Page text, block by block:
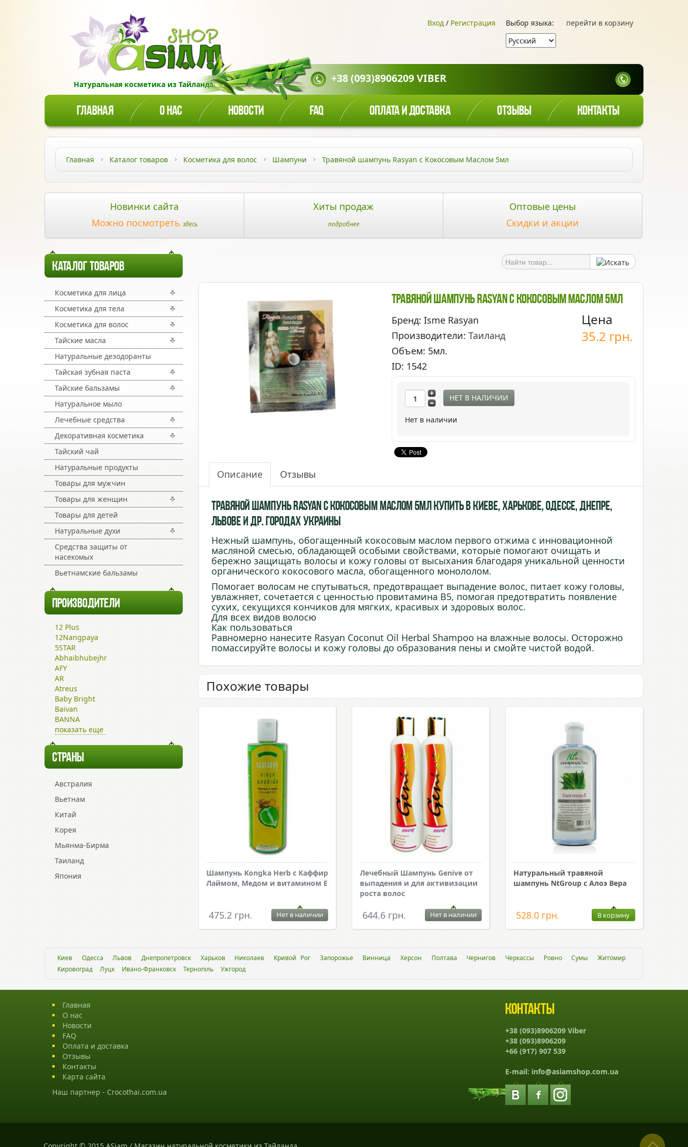
Натуральная косметика из Тайланда!
перейти в корзину
Выбор языка:
Вход / Регистрация
+38 (093)8906209 VIBER
ГЛАВНАЯ О НАС НОВОСТИ FAQ ОПЛАТА И ДОСТАВКА ОТЗЫВЫ КОНТАКТЫ
Главная Каталог товаров Косметика для волос Шампуни Травяной шампунь Rasyan с Кокосовым Маслом 5мл
Новинки сайта
Можно посмотреть здесь
Хиты продаж
подробнее
Оптовые цены
Скидки и акции
КАТАЛОГ ТОВАРОВ
Косметика для лица
Косметика для тела
Косметика для волос
Тайские масла
Натуральные дезодоранты
Тайская зубная паста
Тайские бальзамы
Натуральное мыло
Лечебные средства
Декоративная косметика
Тайский чай
Натуральные продукты
Товары для мужчин
Товары для женщин
Товары для детей
Натуральные духи
Средства защиты от
насекомых
Вьетнамские бальзамы
ПРОИЗВОДИТЕЛИ
12 Plus
12Nangpaya
5STAR
Abhaibhubejhr
AFY
AR
Atreus
Baby Bright
Baivan
BANNA
показать еще
СТРАНЫ
Австралия
Вьетнам
Китай
Корея
Мьянма-Бирма
Таиланд
Япония
Травяной Шампунь Rasyan С Кокосовым Маслом 5мл
Бренд: Isme Rasyan
Производители: Таиланд
Объем: 5мл.
ID: 1542
Цена
35.2 грн.
НЕТ В НАЛИЧИИ
Нет в наличии
Описание Отзывы
Травяной шампунь Rasyan с Кокосовым Маслом 5мл купить в Киеве, Харькове, Одессе, Днепре,
Львове и др. городах Украины
Нежный шампунь, обогащенный кокосовым маслом первого отжима с инновационной
масляной смесью, обладающей особыми свойствами, которые помогают очищать и
бережно защищать волосы и кожу головы от высыхания благодаря уникальной ценности
органического кокосового масла, обогащенного монололом.
Помогает волосам не спутываться, предотвращает выпадение волос, питает кожу головы,
увлажняет, сочетается с ценностью провитамина B5, помогая предотвратить появление
сухих, секущихся кончиков для мягких, красивых и здоровых волос.
Для всех видов волосю
Как пользоваться
Равномерно нанесите Rasyan Coconut Oil Herbal Shampoo на влажные волосы. Осторожно
помассируйте волосы и кожу головы до образования пены и смойте чистой водой.
Похожие товары
Шампунь Kongka Herb с Каффир
Лаймом, Медом и витамином Е
475.2 грн. Нет в наличии
Лечебный Шампунь Genive от
выпадения и для активизации
роста волос
644.6 грн. Нет в наличии
Натуральный травяной
шампунь NtGroup с Алоэ Вера
528.0 грн. В корзину
Киев Одесса Львов Днепропетровск Харьков Николаев Кривой Рог Запорожье Винница Херсон Полтава Чернигов Черкассы Ровно Сумы
Житомир
Кировоград
Луцк Ивано-Франковск Тернопіль Ужгород
Главная
О нас
Новости
FAQ
Оплата и доставка
Отзывы
Контакты
Карта сайта
Наш партнер - Crocothai.com.ua
Контакты
+38 (093)8906209 Viber
+38 (093)8906209
+66 (917) 907 539
E-mail: info@asiamshop.com.ua